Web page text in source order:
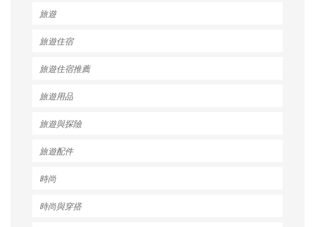
旅遊
旅遊住宿
旅遊住宿推薦
旅遊用品
旅遊與探險
旅遊配件
時尚
時尚與穿搭